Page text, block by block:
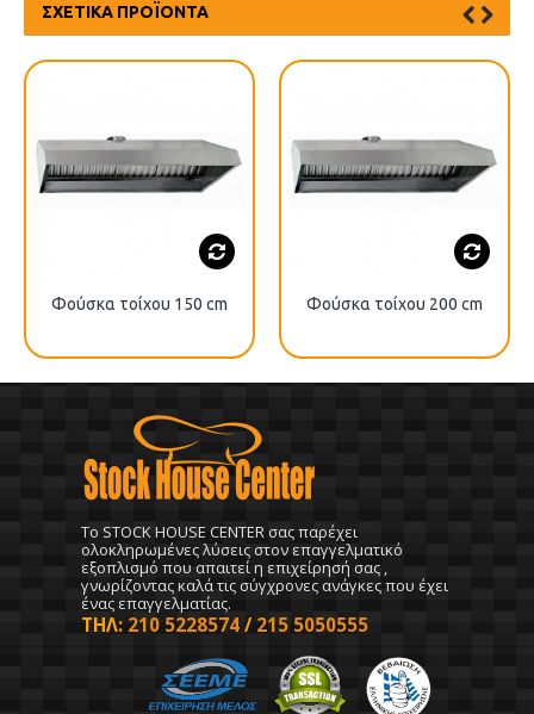
ΣΧΕΤΙΚΆ ΠΡΟΪΌΝΤΑ
Φούσκα τοίχου 150 cm Φούσκα τοίχου 200 cm
To STOCK HOUSE CENTER σας παρέχει
ολοκληρωμένες λύσεις στον επαγγελματικό
εξοπλισμό που απαιτεί η επιχείρησή σας ,
γνωρίζοντας καλά τις σύγχρονες ανάγκες που έχει
ένας επαγγελματίας.
ΤΗΛ: 210 5228574 / 215 5050555